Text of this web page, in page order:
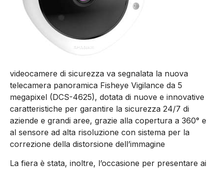
videocamere di sicurezza va segnalata la nuova
telecamera panoramica Fisheye Vigilance da 5
megapixel (DCS-4625), dotata di nuove e innovative
caratteristiche per garantire la sicurezza 24/7 di
aziende e grandi aree, grazie alla copertura a 360° e
al sensore ad alta risoluzione con sistema per la
correzione della distorsione dell’immagine
La fiera è stata, inoltre, l’occasione per presentare ai